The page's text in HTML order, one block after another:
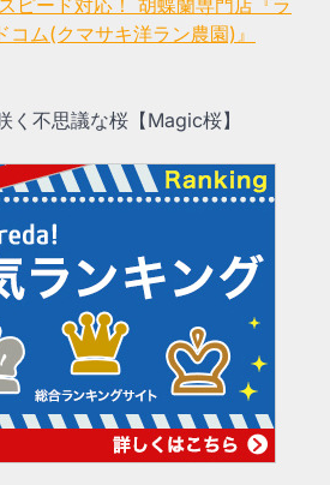
ピード対応！ 胡蝶蘭専門店『ラ
コム(クマサキ洋ラン農園)』
く不思議な桜【Magic桜】